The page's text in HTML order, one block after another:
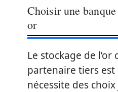
Choisir une
or
Le stockage de l’or
partenaire tiers
nécessite des